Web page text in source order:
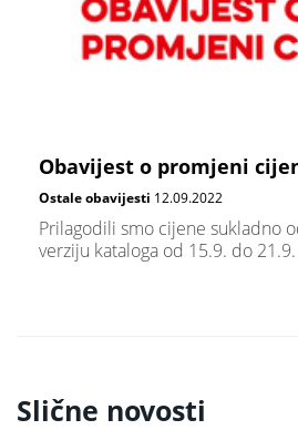
Obavijest o promjeni
Ostale obavijesti 12.09.2022
Prilagodili smo cijene sukladno
verziju kataloga od 15.9. do 21.9.
Slične novosti